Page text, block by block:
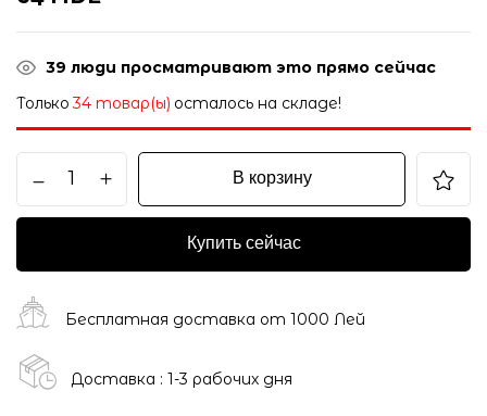
39 люди просматривают это прямо сейчас
Только 34 товар(ы) осталось на складе!
В корзину
Купить сейчас
Бесплатная доставка от 1000 Лей
Доставка : 1-3 рабочих дня